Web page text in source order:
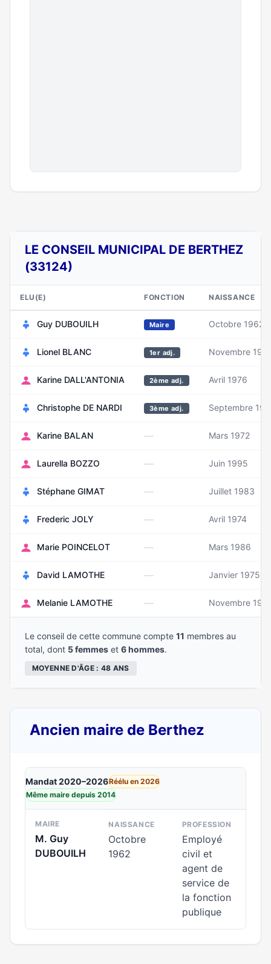
LE CONSEIL MUNICIPAL DE BERTHEZ
(33124)
ELU(E) FONCTION NAISSANCE
Guy DUBOUILH Maire Octobre 1962
Lionel BLANC 1er adj. Novembre
Karine DALL'ANTONIA 2ème adj. Avril 1976
Christophe DE NARDI 3ème adj. Septembre
Karine BALAN — Mars 1972
Laurella BOZZO — Juin 1995
Stéphane GIMAT — Juillet 1983
Frederic JOLY — Avril 1974
Marie POINCELOT — Mars 1986
David LAMOTHE — Janvier 1975
Melanie LAMOTHE — Novembre
Le conseil de cette commune compte 11 membres au
total, dont 5 femmes et 6 hommes.
MOYENNE D'ÂGE : 48 ANS
Ancien maire de Berthez
Mandat 2020–2026Réélu en 2026
Même maire depuis 2014
MAIRE
M. Guy
DUBOUILH
NAISSANCE
Octobre
1962
PROFESSION
Employé
civil et
agent de
service de
la fonction
publique